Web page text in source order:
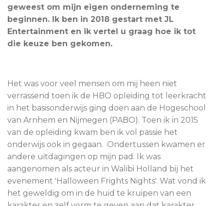
geweest om mijn eigen onderneming te
beginnen. Ik ben in 2018 gestart met JL
Entertainment en ik vertel u graag hoe ik tot
die keuze ben gekomen.
Het was voor veel mensen om mij heen niet
verrassend toen ik de HBO opleiding tot leerkracht
in het basisonderwijs ging doen aan de Hogeschool
van Arnhem en Nijmegen (PABO). Toen ik in 2015
van de opleiding kwam ben ik vol passie het
onderwijs ook in gegaan. Ondertussen kwamen er
andere uitdagingen op mijn pad. Ik was
aangenomen als acteur in Walibi Holland bij het
evenement 'Halloween Frights Nights'. Wat vond ik
het geweldig om in de huid te kruipen van een